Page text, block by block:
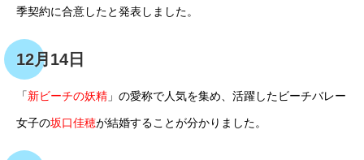
季契約に合意したと発表しました。
12月14日
「新ビーチの妖精 」の愛称で人気を集め、活躍したビーチバレー
女子の坂口佳穂が結婚することが分かりました。